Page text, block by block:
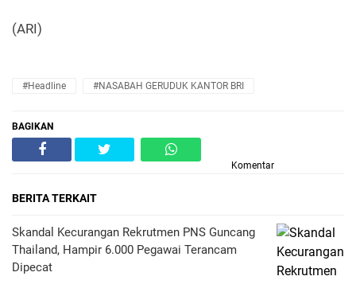
(ARI)
#Headline #NASABAH GERUDUK KANTOR BRI
BAGIKAN
Komentar
BERITA TERKAIT
Skandal Kecurangan Rekrutmen PNS Guncang
Thailand, Hampir 6.000 Pegawai Terancam
Dipecat